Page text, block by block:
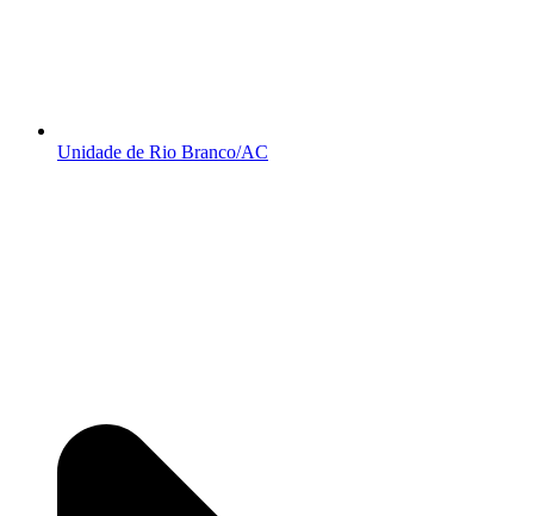
Unidade de Rio Branco/AC